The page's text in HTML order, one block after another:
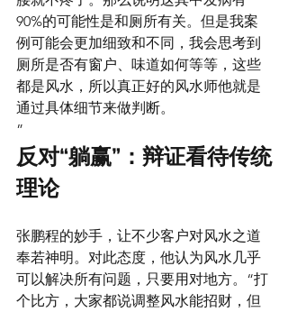
90%的可能性是和厕所有关。但是我案
例可能会更加细致和不同，我会思考到
厕所是否有窗户、味道如何等等，这些
都是风水，所以真正好的风水师他就是
通过具体细节来做判断。
”
反对“躺赢”：辩证看待传统
理论
张鹏程的妙手，让不少客户对风水之道
奉若神明。对此态度，他认为风水几乎
可以解决所有问题，只要用对地方。“打
个比方，大家都说调整风水能招财，但